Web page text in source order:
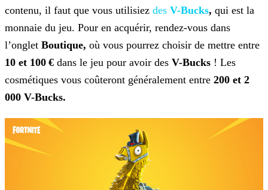
contenu, il faut que vous utilisiez des V-Bucks, qui est la
monnaie du jeu. Pour en acquérir, rendez-vous dans
l’onglet Boutique, où vous pourrez choisir de mettre entre
10 et 100 € dans le jeu pour avoir des V-Bucks ! Les
cosmétiques vous coûteront généralement entre 200 et 2
000 V-Bucks.